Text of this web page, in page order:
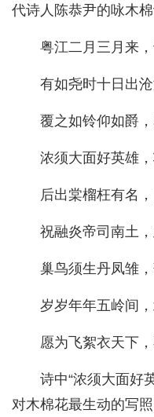
代诗人陈恭尹的咏木棉
粤江二月三月来
有如尧时十日出
覆之如铃仰如爵
浓须大面好英雄
后出棠榴枉有名
祝融炎帝司南土
巢鸟须生丹凤雏
岁岁年年五岭间
愿为飞絮衣天下
诗中“浓须大面好
对木棉花最生动的写